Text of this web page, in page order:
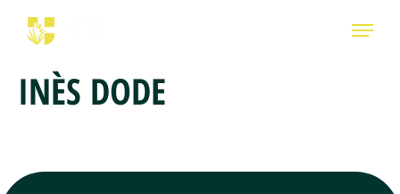
INÈS DODE